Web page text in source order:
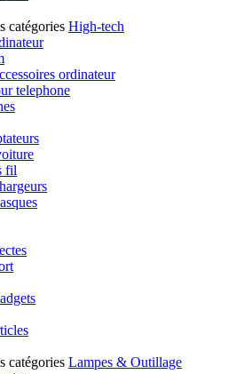
catégories High-tech
ordinateur
telephone
fil
catégories Lampes & Outillage